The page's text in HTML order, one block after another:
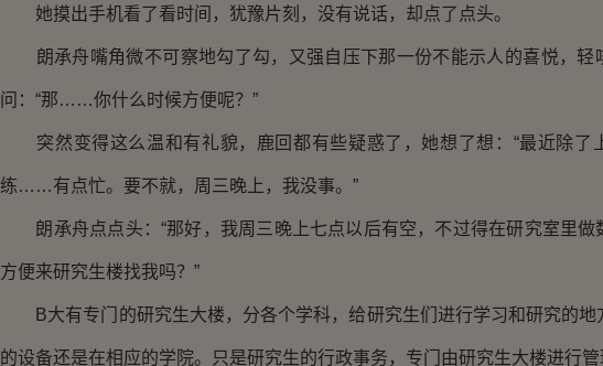
她摸出手机看了看时间，犹豫片刻，没有说话，却点了点头。
朗承舟嘴角微不可察地勾了勾，又强自压下那一份不能示人的喜悦，轻
问：“那……你什么时候方便呢？”
突然变得这么温和有礼貌，鹿回都有些疑惑了，她想了想：“最近除了
练……有点忙。要不就，周三晚上，我没事。”
朗承舟点点头：“那好，我周三晚上七点以后有空，不过得在研究室里做
方便来研究生楼找我吗？”
B大有专门的研究生大楼，分各个学科，给研究生们进行学习和研究的地
的设备还是在相应的学院。只是研究生的行政事务，专门由研究生大楼进行管